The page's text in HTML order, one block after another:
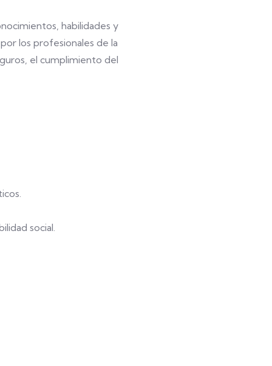
habilidades y
los profesionales de la
el cumplimiento del
social.